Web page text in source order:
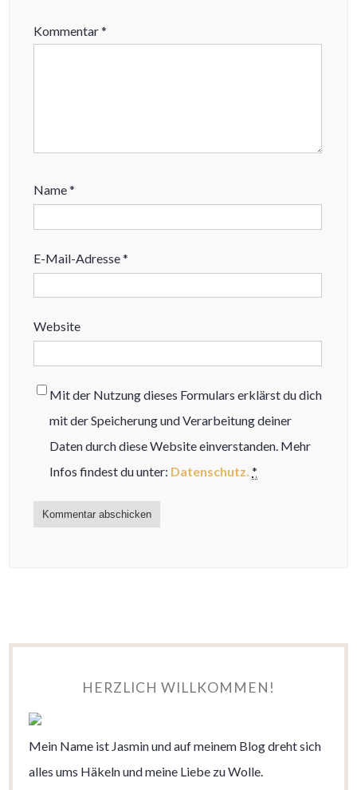
Kommentar*
Name*
E-Mail-Adresse*
Website
Mit der Nutzung dieses Formulars erklärst du dich
mit der Speicherung und Verarbeitung deiner
Daten durch diese Website einverstanden. Mehr
Infos findest du unter: Datenschutz. *
HERZLICH WILLKOMMEN!
Mein Name ist Jasmin und auf meinem Blog dreht sich
alles ums Häkeln und meine Liebe zu Wolle.